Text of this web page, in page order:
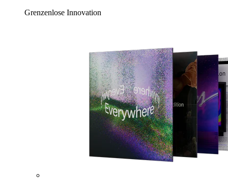
Grenzenlose Innovation